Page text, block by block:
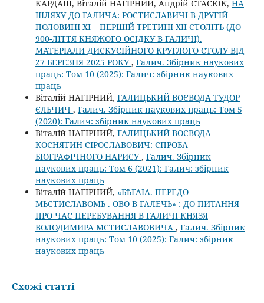
КАРДАШ, Віталій НАГІРНИЙ, Андрій СТАСЮК, НА
ШЛЯХУ ДО ГАЛИЧА: РОСТИСЛАВИЧІ В ДРУГІЙ
ПОЛОВИНІ ХІ – ПЕРШІЙ ТРЕТИНІ ХІІ СТОЛІТЬ (ДО
900-ЛІТТЯ КНЯЖОГО ОСІДКУ В ГАЛИЧІ).
МАТЕРІАЛИ ДИСКУСІЙНОГО КРУГЛОГО СТОЛУ ВІД
27 БЕРЕЗНЯ 2025 РОКУ, Галич. Збірник наукових
праць: Том 10 (2025): Галич: збірник наукових
праць
Віталій НАГІРНИЙ, ГАЛИЦЬКИЙ ВОЄВОДА ТУДОР
ЄЛЬЧИЧ , Галич. Збірник наукових праць: Том 5
(2020): Галич: збірник наукових праць
Віталій НАГІРНИЙ, ГАЛИЦЬКИЙ ВОЄВОДА
КОСНЯТИН СІРОСЛАВОВИЧ: СПРОБА
БІОГРАФІЧНОГО НАРИСУ, Галич. Збірник
наукових праць: Том 6 (2021): Галич: збірник
наукових праць
Віталій НАГІРНИЙ, «БѢГАІА. ПЕРЕДО
МЬСТИСЛАВОМЬ . ОВО В ГАЛЕЧЬ» : ДО ПИТАННЯ
ПРО ЧАС ПЕРЕБУВАННЯ В ГАЛИЧІ КНЯЗЯ
ВОЛОДИМИРА МСТИСЛАВОВИЧА , Галич. Збірник
наукових праць: Том 10 (2025): Галич: збірник
наукових праць
Схожі статті